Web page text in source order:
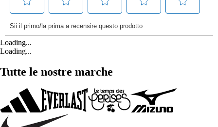
Loading...
Loading...
Tutte le nostre marche